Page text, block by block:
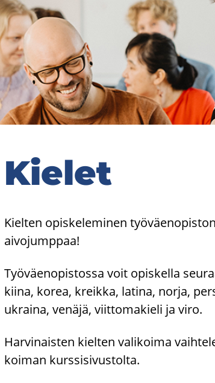
Kie­let
Kiel­ten opis­ke­le­mi­nen
ai­vo­jump­paa!
Työ­väen­opis­tos­sa voit opis­kel­la
kiina, korea, kreik­ka, la­ti­na, norja,
ukrai­na, ve­nä­jä, viit­to­ma­kie­li ja viro.
Har­vi­nais­ten kiel­ten va­li­koi­ma
koi­man kurs­si­si­vus­tol­ta.